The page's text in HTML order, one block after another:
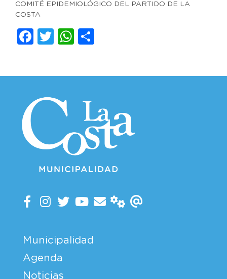
COMITÉ EPIDEMIOLÓGICO DEL PARTIDO DE LA
COSTA
Facebook
TwitterWhatsApp
Municipalidad
Agenda
Noticias